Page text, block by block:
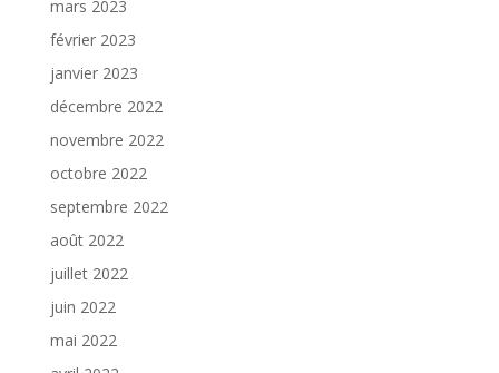
mars 2023
février 2023
janvier 2023
décembre 2022
novembre 2022
octobre 2022
septembre 2022
août 2022
juillet 2022
juin 2022
mai 2022